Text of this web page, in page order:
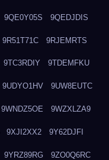
9QE0Y05S 9QEDJDIS
9R51T71C 9RJEMRTS
9TC3RDIY 9TDEMFKU
9UDYO1HV 9UW8EUTC
9WNDZ5OE 9WZXLZA9
9XJI2XX2 9Y62DJFI
9YRZ89RG 9ZO0Q6RC